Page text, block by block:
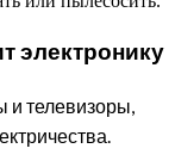
электронику
и телевизоры,